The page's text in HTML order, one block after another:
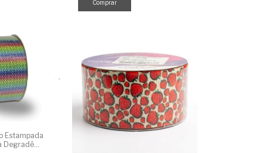
Estampada
Degradê